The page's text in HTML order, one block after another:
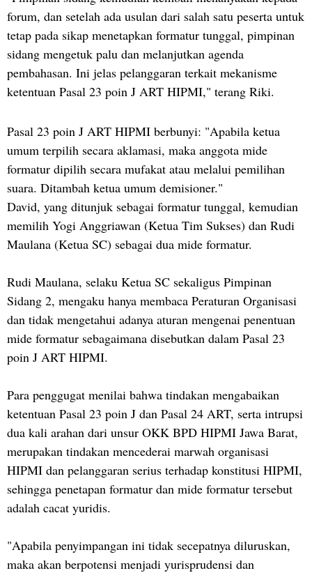
forum, dan setelah ada usulan dari salah satu peserta untuk
tetap pada sikap menetapkan formatur tunggal, pimpinan
sidang mengetuk palu dan melanjutkan agenda
pembahasan. Ini jelas pelanggaran terkait mekanisme
ketentuan Pasal 23 poin J ART HIPMI," terang Riki.
Pasal 23 poin J ART HIPMI berbunyi: "Apabila ketua
umum terpilih secara aklamasi, maka anggota mide
formatur dipilih secara mufakat atau melalui pemilihan
suara. Ditambah ketua umum demisioner."
David, yang ditunjuk sebagai formatur tunggal, kemudian
memilih Yogi Anggriawan (Ketua Tim Sukses) dan Rudi
Maulana (Ketua SC) sebagai dua mide formatur.
Rudi Maulana, selaku Ketua SC sekaligus Pimpinan
Sidang 2, mengaku hanya membaca Peraturan Organisasi
dan tidak mengetahui adanya aturan mengenai penentuan
mide formatur sebagaimana disebutkan dalam Pasal 23
poin J ART HIPMI.
Para penggugat menilai bahwa tindakan mengabaikan
ketentuan Pasal 23 poin J dan Pasal 24 ART, serta intrupsi
dua kali arahan dari unsur OKK BPD HIPMI Jawa Barat,
merupakan tindakan mencederai marwah organisasi
HIPMI dan pelanggaran serius terhadap konstitusi HIPMI,
sehingga penetapan formatur dan mide formatur tersebut
adalah cacat yuridis.
"Apabila penyimpangan ini tidak secepatnya diluruskan,
maka akan berpotensi menjadi yurisprudensi dan